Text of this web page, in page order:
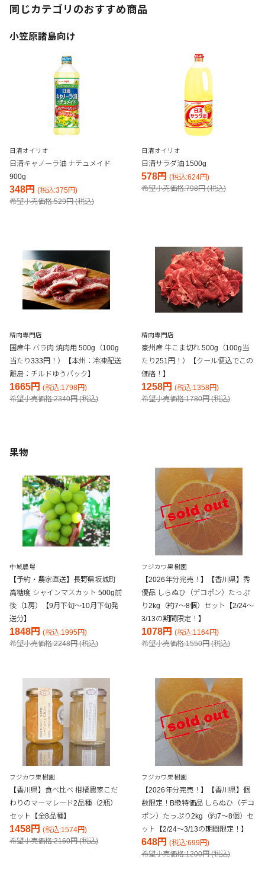
同じカテゴリのおすすめ商品
小笠原諸島向け
日清オイリオ
日清キャノーラ油 ナチュメイド
900g
348円 (税込:375円)
希望小売価格:529円 (税込)
日清オイリオ
日清サラダ油 1500g
578円 (税込:624円)
希望小売価格:798円 (税込)
精肉専門店
国産牛 バラ肉 焼肉用 500g（100g
当たり333円！）【本州：冷凍配送
離島：チルドゆうパック】
1665円 (税込:1798円)
希望小売価格:2340円 (税込)
精肉専門店
豪州産 牛こま切れ 500g（100g当
たり251円！）【クール便込でこの
価格！】
1258円 (税込:1358円)
希望小売価格:1780円 (税込)
果物
中城農場
【予約・農家直送】長野県坂城町
高糖度 シャインマスカット 500g前
後（1房）【9月下旬～10月下旬発
送分】
1848円 (税込:1995円)
希望小売価格:2248円 (税込)
フジカワ果樹園
【2026年分完売！】【香川県】秀
優品 しらぬひ（デコポン）たっぷ
り2kg（約7～8個）セット【2/24～
3/13の期間限定！】
1078円 (税込:1164円)
希望小売価格:1550円 (税込)
フジカワ果樹園
【香川県】食べ比べ 柑橘農家こだ
わりのマーマレード2品種（2瓶）
セット【全8品種】
1458円 (税込:1574円)
希望小売価格:2160円 (税込)
フジカワ果樹園
【2026年分完売！】【香川県】個
数限定！B級特価品 しらぬひ（デコ
ポン）たっぷり2kg（約7～8個）セ
ット【2/24～3/13の期間限定！】
648円 (税込:699円)
希望小売価格:1200円 (税込)